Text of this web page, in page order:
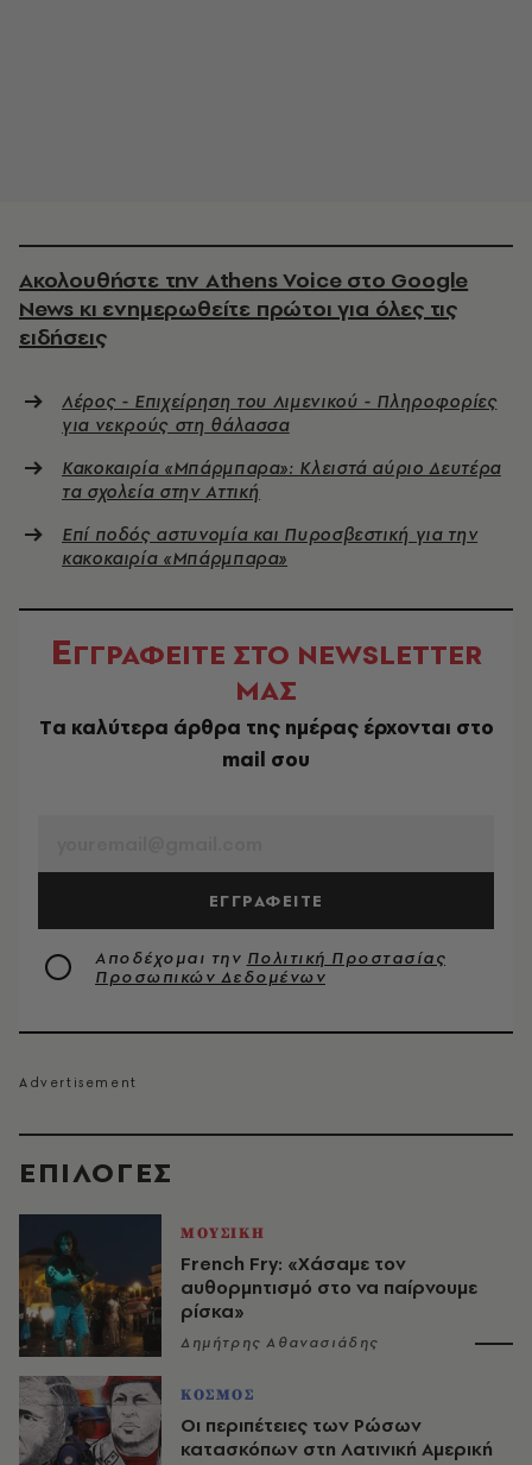
EΠΙΛΟΓΈΣ
ΜΟΥΣΙΚΗ
French Fry: «Χάσαμε τον
αυθορμητισμό στο να παίρνουμε
ρίσκα»
Δημήτρης Αθανασιάδης
ΚΟΣΜΟΣ
Οι περιπέτειες των Ρώσων
κατασκόπων στη Λατινική Αμερική
Ακολουθήστε την Athens Voice στο Google
News κι ενημερωθείτε πρώτοι για όλες τις
ειδήσεις
Λέρος - Επιχείρηση του Λιμενικού - Πληροφορίες
για νεκρούς στη θάλασσα
Κακοκαιρία «Μπάρμπαρα»: Κλειστά αύριο Δευτέρα
τα σχολεία στην Αττική
Επί ποδός αστυνομία και Πυροσβεστική για την
κακοκαιρία «Μπάρμπαρα»
ΕΓΓΡΑΦΕΙΤΕ ΣΤΟ NEWSLETTER
ΜΑΣ
Tα καλύτερα άρθρα της ημέρας έρχονται στο
mail σου
ΕΓΓΡΑΦΕΙΤΕ
Αποδέχομαι την Πολιτική Προστασίας
Προσωπικών Δεδομένων